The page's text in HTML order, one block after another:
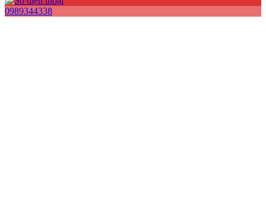
0989344338